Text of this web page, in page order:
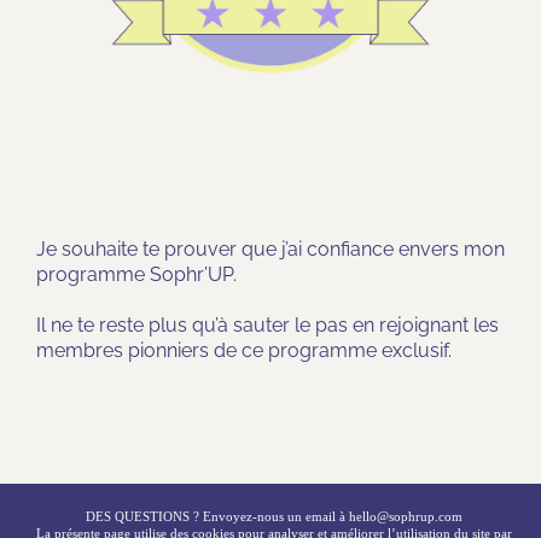
Je souhaite te prouver que j’ai confiance envers mon
programme Sophr’UP.
Il ne te reste plus qu’à sauter le pas en rejoignant les
membres pionniers de ce programme exclusif.
DES QUESTIONS ? Envoyez-nous un email à hello@sophrup.com
La présente page utilise des cookies pour analyser et améliorer l’utilisation du site par